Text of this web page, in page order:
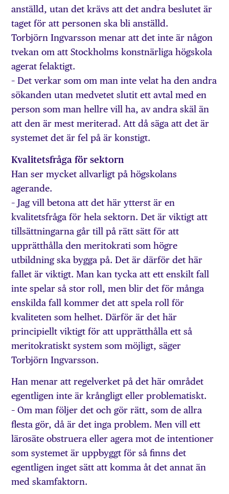
anställd, utan det krävs att det andra beslutet är
taget för att personen ska bli anställd.
Torbjörn Ingvarsson menar att det inte är någon
tvekan om att Stockholms konstnärliga högskola
agerat felaktigt.
– Det verkar som om man inte velat ha den andra
sökanden utan medvetet slutit ett avtal med en
person som man hellre vill ha, av andra skäl än
att den är mest meriterad. Att då säga att det är
systemet det är fel på är konstigt.
Kvalitetsfråga för sektorn
Han ser mycket allvarligt på högskolans
agerande.
– Jag vill betona att det här ytterst är en
kvalitetsfråga för hela sektorn. Det är viktigt att
tillsättningarna går till på rätt sätt för att
upprätthålla den meritokrati som högre
utbildning ska bygga på. Det är därför det här
fallet är viktigt. Man kan tycka att ett enskilt fall
inte spelar så stor roll, men blir det för många
enskilda fall kommer det att spela roll för
kvaliteten som helhet. Därför är det här
principiellt viktigt för att upprätthålla ett så
meritokratiskt system som möjligt, säger
Torbjörn Ingvarsson.
Han menar att regelverket på det här området
egentligen inte är krångligt eller problematiskt.
– Om man följer det och gör rätt, som de allra
flesta gör, då är det inga problem. Men vill ett
lärosäte obstruera eller agera mot de intentioner
som systemet är uppbyggt för så finns det
egentligen inget sätt att komma åt det annat än
med skamfaktorn.